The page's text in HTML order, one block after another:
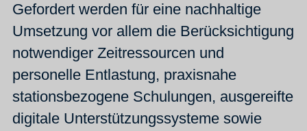
Gefordert werden für eine nachhaltige
Umsetzung vor allem die Berücksichtigung
notwendiger Zeitressourcen und
personelle Entlastung, praxisnahe
stationsbezogene Schulungen, ausgereifte
digitale Unterstützungssysteme sowie